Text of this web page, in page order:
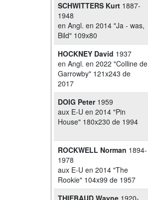
SCHWITTERS Kurt 1887-
1948
en Angl. en 2014 "Ja - was,
Bild" 109x80
HOCKNEY David 1937
en Angl. en 2022 "Colline de
Garrowby" 121x243 de
2017
DOIG Peter 1959
aux E-U en 2014 "Pin
House" 180x230 de 1994
ROCKWELL Norman 1894-
1978
aux E-U en 2014 "The
Rookie" 104x99 de 1957